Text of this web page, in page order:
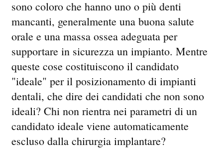
sono coloro che hanno uno o più denti
mancanti, generalmente una buona salute
orale e una massa ossea adeguata per
supportare in sicurezza un impianto. Mentre
queste cose costituiscono il candidato
"ideale" per il posizionamento di impianti
dentali, che dire dei candidati che non sono
ideali? Chi non rientra nei parametri di un
candidato ideale viene automaticamente
escluso dalla chirurgia implantare?